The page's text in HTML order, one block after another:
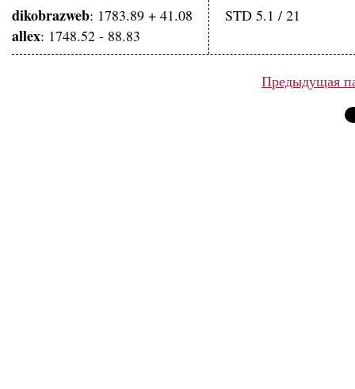
dikobrazweb: 1783.89 + 41.08
allex: 1748.52 - 88.83
STD 5.1 / 21
Предыдущая